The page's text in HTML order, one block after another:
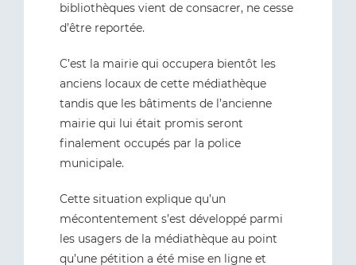
bibliothèques vient de consacrer, ne cesse
d’être reportée.
C’est la mairie qui occupera bientôt les
anciens locaux de cette médiathèque
tandis que les bâtiments de l’ancienne
mairie qui lui était promis seront
finalement occupés par la police
municipale.
Cette situation explique qu’un
mécontentement s’est développé parmi
les usagers de la médiathèque au point
qu’une pétition a été mise en ligne et